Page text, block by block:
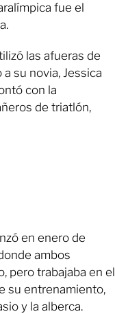
fue el
las afueras de
su novia, Jessica
con la
de triatlón,
en enero de
ambos
pero trabajaba en el
su entrenamiento,
y la alberca.